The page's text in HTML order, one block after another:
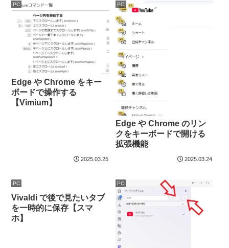
PC
Edge や Chrome をキー
ボードで操作する
【Vimium】
2025.03.25
PC
Edge や Chrome のリン
クをキーボードで開ける
拡張機能
2025.03.24
PC
Vivaldi で後で見たいタブ
を一時的に保存【スマ
ホ】
PC